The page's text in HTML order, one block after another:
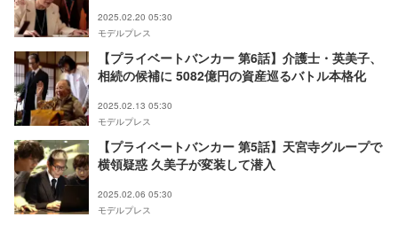
2025.02.20 05:30
モデルプレス
【プライベートバンカー 第6話】介護士・英美子、
相続の候補に 5082億円の資産巡るバトル本格化
2025.02.13 05:30
モデルプレス
【プライベートバンカー 第5話】天宮寺グループで
横領疑惑 久美子が変装して潜入
2025.02.06 05:30
モデルプレス